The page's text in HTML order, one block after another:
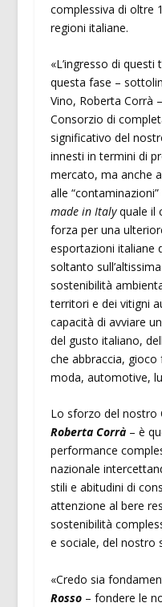
complessiva di oltre
regioni italiane.
«L’ingresso di
questa fase –
Vino, Roberta Corrà
Consorzio di
significativo del
innesti in termini di
mercato, ma anche
alle
made in Italyquale il
forza per una
esportazioni italiane
soltanto
sostenibilità
territori e dei vitigni
capacità di avviare
del gusto italiano,
che abbraccia,
moda, automotive,
Lo sforzo del nostro
Roberta Corrà– è
performance
nazionale
stili e abitudini di
attenzione al bere
sostenibilità
e sociale, del nostro
«Credo sia
Rosso– fondere le